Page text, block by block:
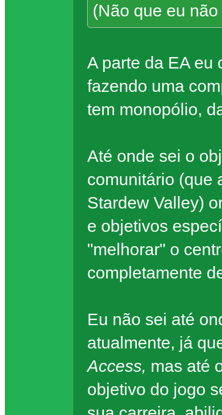
(Não que eu
A parte da EA eu
fazendo uma
tem monopólio,
Até onde sei o
comunitário (que
Stardew Valley)
e objetivos
"melhorar" o
completamente
Eu não sei até
atualmente, já
Access, mas até
objetivo do jogo